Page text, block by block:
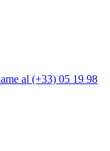
al (+33) 05 19 98